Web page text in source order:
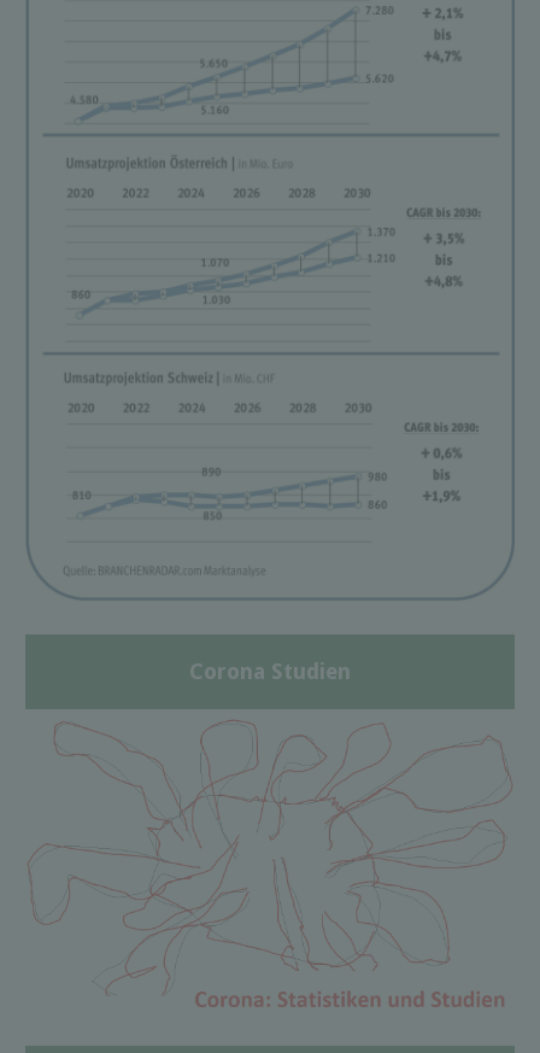
Corona Studien